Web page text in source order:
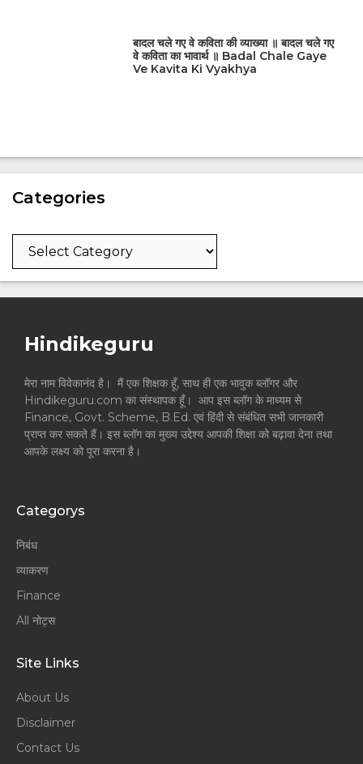
बादल चले गए वे कविता की व्याख्या ॥ बादल चले गए
वे कविता का भावार्थ ॥ Badal Chale Gaye
Ve Kavita Ki Vyakhya
Categories
Categories
Hindikeguru
मेरा नाम विवेकानंद है। मैं एक शिक्षक हूँ, साथ ही एक भावुक ब्लॉगर और
Hindikeguru.com का संस्थापक हूँ। आप इस ब्लॉग के माध्यम से
Finance, Govt. Scheme, B.Ed. एवं हिंदी से संबंधित सभी जानकारी
प्राप्त कर सकते हैं। इस ब्लॉग का मुख्य उद्देश्य आपकी शिक्षा को बढ़ावा देना तथा
आपके लक्ष्य को पूरा करना है।
Categorys
निबंध
व्याकरण
Finance
All नोट्स
Site Links
About Us
Disclaimer
Contact Us